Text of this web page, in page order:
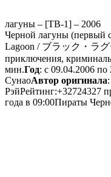
лагуны – [ТВ-1] – 2006
Черной лагуны (первый
Lagoon / ブラック・ラ
приключения,
мин.Год: c 09.04.2006 по
СунаоАвтор оригинала
РэйРейтинг:+32724327
года в 09:00Пираты